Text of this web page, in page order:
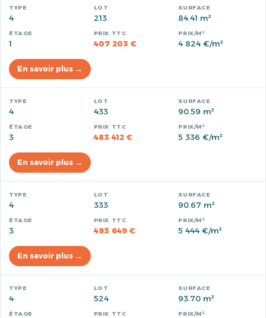
4 213 84.41 m²
1 407 203 € 4 824 €/m²
En savoir plus →
4 433 90.59 m²
3 483 412 € 5 336 €/m²
En savoir plus →
4 333 90.67 m²
3 493 649 € 5 444 €/m²
En savoir plus →
4 524 93.70 m²